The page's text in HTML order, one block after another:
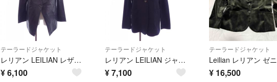
テーラードジャケット
レリアン LEILIAN レザージャケット
¥6,100
テーラードジャケット
レリアン LEILIAN ジャケット
¥7,100
テーラードジャケット
¥ 16,500